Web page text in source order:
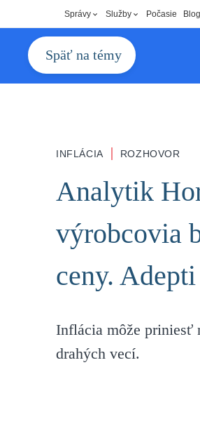
Správy Služby Počasie
Späť na témy
INFLÁCIA | ROZHOVOR
Analytik
výrobcovia
ceny.
Inflácia môže priniesť
drahých vecí.